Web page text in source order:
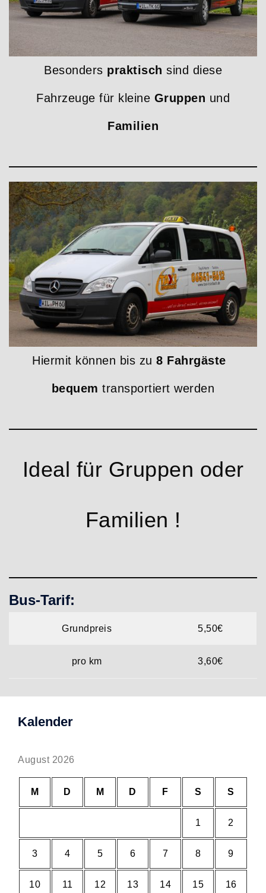
Besonders praktisch sind diese
Fahrzeuge für kleine Gruppen und
Familien
Hiermit können bis zu8 Fahrgäste
bequem transportiert werden
Ideal für Gruppen oder
Familien !
Bus-Tarif:
Grundpreis 5,50€
pro km 3,60€
Kalender
August 2026
M D M D F S S
1 2
3 4 5 6 7 8 9
10 11 12 13 14 15 16